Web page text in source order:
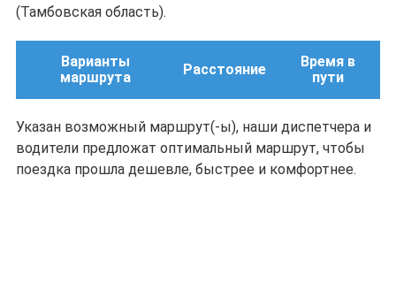
(Тамбовская область).
Варианты
маршрута
Расстояние
Время в
пути
Указан возможный маршрут(-ы), наши диспетчера и
водители предложат оптимальный маршрут, чтобы
поездка прошла дешевле, быстрее и комфортнее.